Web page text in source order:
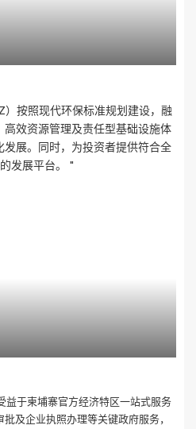
）按照现代环保标准规划建设，融
效资源管理及责任型基础设施体
展。同时，为投资者提供符合全
发展平台。 "
益于柬埔寨官方经济特区一站式服务
及企业执照办理等关键政府服务，